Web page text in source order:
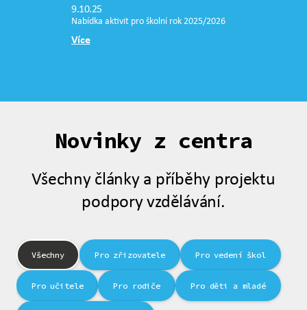
9.10.25
Nabídka aktivit pro školní rok 2025/2026
Více
Novinky z centra
Všechny články a příběhy projektu
podpory vzdělávání.
Všechny Pro zřizovatele Pro vedení škol
Pro učitele Pro rodiče Pro děti a mladé